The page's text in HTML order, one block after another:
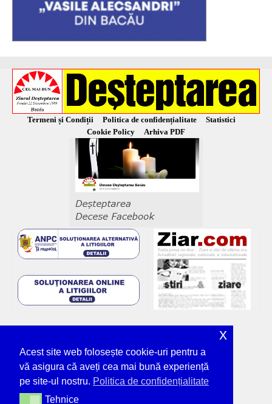
Termeni și Condiții Politica de confidențialitate
Statistici
Cookie Policy
Arhiva PDF
Acest site web folosește cookie-uri pentru a
vă asigura că aveți cea mai bună experiență
pe site-ul nostru. Politica de confidențialitate
TehniceTehnice
x